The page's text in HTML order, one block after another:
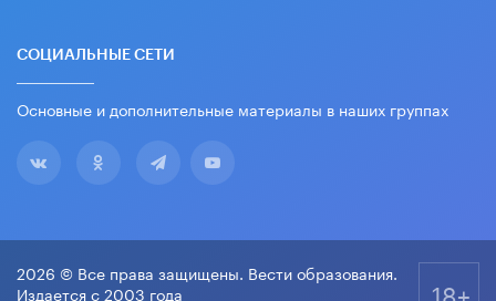
СОЦИАЛЬНЫЕ СЕТИ
Основные и дополнительные материалы в наших группах
2026 © Все права защищены. Вести образования.
Издается с 2003 года
18+